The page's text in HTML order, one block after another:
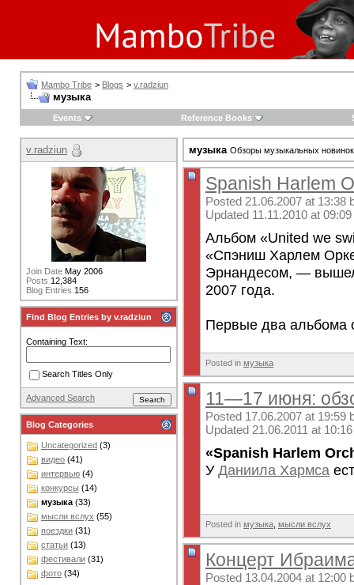
Mambo Tribe > Blogs > v.radziun
музыка
Events Reference Books
музыка Обзоры музыкальных
Spanish Harlem
Posted 21.06.2007 at 13:38
Updated 11.11.2010 at
Альбом «United we
«Спэниш Харлем
Эрнандесом, —
2007 года.
Первые два альбома
Posted in музыка
11—17 июня:
Posted 17.06.2007 at 19:59
Updated 21.06.2011 at
«Spanish Harlem
УДаниила Хармса
Posted in музыка мысли вслух
Концерт
Posted 13.04.2004 at 12:00
v.radziun
Join Date May 2006
Posts 12,384
Blog Entries 156
Find Blog Entries by v.radziun
Containing Text:
Search Titles Only
Advanced Search
Blog Categories
Uncategorized (3)
видео (41)
интервью (4)
конкурсы (14)
музыка (33)
мысли вслух (55)
поездки (31)
статьи (13)
фестивали (31)
фото (34)